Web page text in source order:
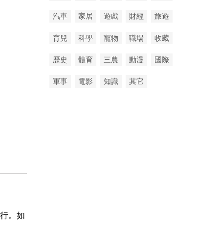
。如
汽車 家居 遊戲 財經 旅遊
育兒 科學 寵物 職場 收藏
歷史 體育 三農 動漫 國際
軍事 電影 知識 其它